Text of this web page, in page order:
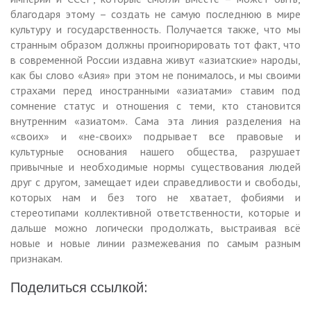
благодаря этому – создать не самую последнюю в мире
культуру и государственность. Получается также, что мы
странным образом должны проигнорировать тот факт, что
в современной России издавна живут «азиатские» народы,
как бы слово «Азия» при этом не понималось, и мы своими
страхами перед иностранными «азиатами» ставим под
сомнение статус и отношения с теми, кто становится
внутренним «азиатом». Сама эта линия разделения на
«своих» и «не-своих» подрывает все правовые и
культурные основания нашего общества, разрушает
привычные и необходимые нормы существования людей
друг с другом, замещает идеи справедливости и свободы,
которых нам и без того не хватает, фобиями и
стереотипами коллективной ответственности, которые и
дальше можно логически продолжать, выстраивая всё
новые и новые линии размежевания по самым разным
признакам.
Поделиться ссылкой: